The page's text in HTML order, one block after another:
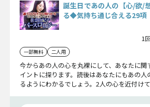
誕生日であの人の【心/欲/
る◆気持ち通じ合える29項
1
一部無料 二人用
今からあの人の心を丸裸にして、あなたに関
イントに探ります。読後はあなたにもあの人
るようにわかるでしょう。2人の心を近付け